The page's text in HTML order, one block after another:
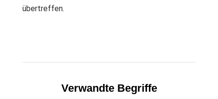
übertreffen.
Verwandte Begriffe